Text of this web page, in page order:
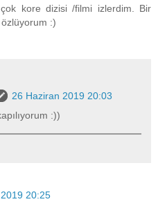
çok kore dizisi /filmi izlerdim. Bir
:)
26 Haziran 2019 20:03
:))
20:25